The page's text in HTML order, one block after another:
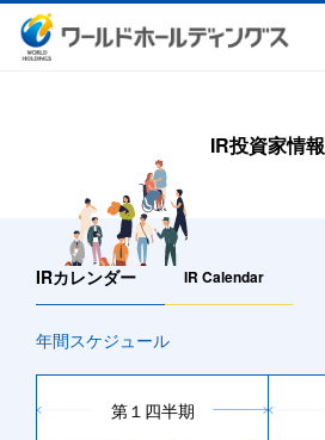
IR投資家情報
IRカレンダー IR Calendar
年間スケジュール
第１四半期